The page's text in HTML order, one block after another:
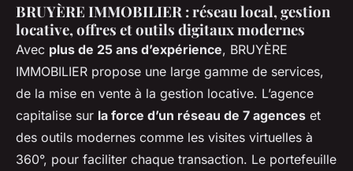
BRUYÈRE IMMOBILIER : réseau local, gestion
locative, offres et outils digitaux modernes
Avec plus de 25 ans d’expérience, BRUYÈRE
IMMOBILIER propose une large gamme de services,
de la mise en vente à la gestion locative. L’agence
capitalise sur la force d’un réseau de 7 agences et
des outils modernes comme les visites virtuelles à
360°, pour faciliter chaque transaction. Le portefeuille